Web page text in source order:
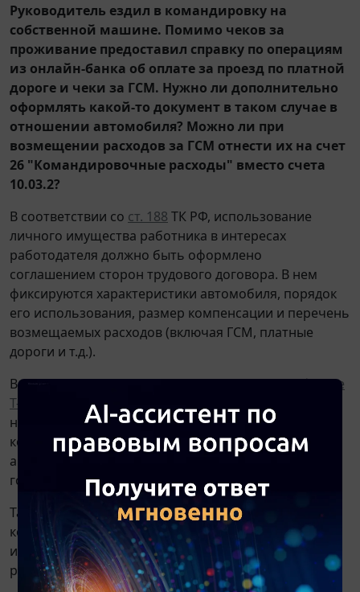
Руководитель ездил в командировку на
собственной машине. Помимо чеков за
проживание предоставил справку по операциям
из онлайн-банка об оплате за проезд по платной
дороге и чеки за ГСМ. Нужно ли дополнительно
оформлять какой-то документ в таком случае в
отношении автомобиля? Можно ли при
возмещении расходов за ГСМ отнести их на счет
26 "Командировочные расходы" вместо счета
10.03.2?
В соответствии со ст. 188 ТК РФ, использование
личного имущества работника в интересах
работодателя должно быть оформлено
соглашением сторон трудового договора. В нем
фиксируются характеристики автомобиля, порядок
его использования, размер компенсации и перечень
возмещаемых расходов (включая ГСМ, платные
дороги и т.д.).
В приказе о направлении в командировку (поформе
Т-9
или иной утвержденной в учреждении)
необходимо прямо указать, что проезд к месту
командировки осуществляется на личном
автомобиле, с указанием его марки и
государственного регистрационного номера.
Также издается приказ, устанавливающий размер
компенсации (с учетом интенсивности
использования имущества) и порядок возмещения
расходов.